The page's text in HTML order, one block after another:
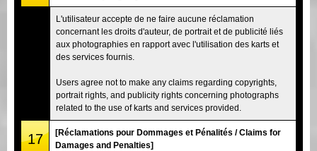
L'utilisateur accepte de ne faire aucune réclamation
concernant les droits d'auteur, de portrait et de publicité liés
aux photographies en rapport avec l'utilisation des karts et
des services fournis.
Users agree not to make any claims regarding copyrights,
portrait rights, and publicity rights concerning photographs
related to the use of karts and services provided.
17
[Réclamations pour Dommages et Pénalités / Claims for
Damages and Penalties]